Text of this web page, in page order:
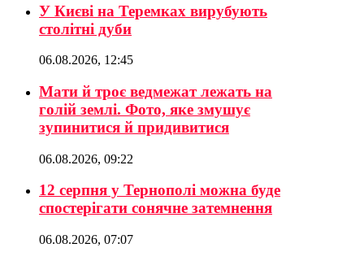
У Києві на Теремках вирубують
столітні дуби
06.08.2026, 12:45
Мати й троє ведмежат лежать на
голій землі. Фото, яке змушує
зупинитися й придивитися
06.08.2026, 09:22
12 серпня у Тернополі можна буде
спостерігати сонячне затемнення
06.08.2026, 07:07